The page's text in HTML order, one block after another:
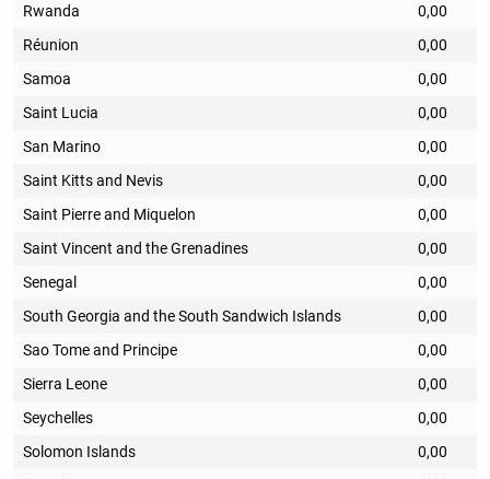
Rwanda
0,00
Réunion
0,00
Samoa
0,00
Saint Lucia
0,00
San Marino
0,00
Saint Kitts and Nevis
0,00
Saint Pierre and Miquelon
0,00
Saint Vincent and the Grenadines
0,00
Senegal
0,00
South Georgia and the South Sandwich Islands
0,00
Sao Tome and Principe
0,00
Sierra Leone
0,00
Seychelles
0,00
Solomon Islands
0,00